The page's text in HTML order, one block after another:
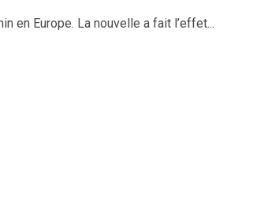
en Europe. La nouvelle a fait l’effet...